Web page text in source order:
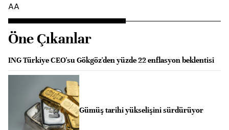
AA
Öne Çıkanlar
ING Türkiye CEO'su Gökgöz'den yüzde 22 enflasyon beklentisi
Gümüş tarihi yükselişini sürdürüyor